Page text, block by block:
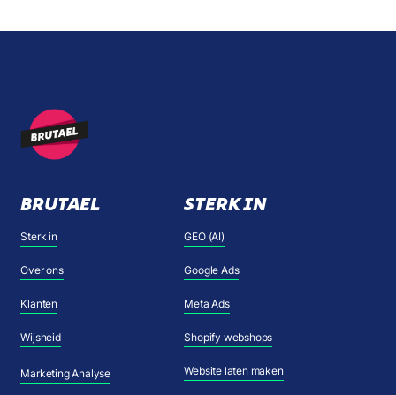
BRUTAEL
Sterk in
Over ons
Klanten
Wijsheid
Marketing Analyse
STERK IN
GEO (AI)
Google Ads
Meta Ads
Shopify webshops
Website laten maken